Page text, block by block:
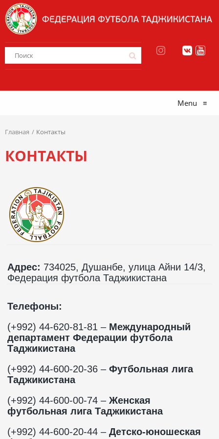
Menu ≡
Главная Контакты
КОНТАКТЫ
Адрес: 734025, Душанбе, улица Айни 14/3,
Федерация футбола Таджикистана
Телефоны:
(+992) 44-620-81-81 – Международный
департамент Федерации футбола
Таджикистана
(+992) 44-600-20-36 – Футбольная лига
Таджикистана
(+992) 44-600-00-74 – Женская
футбольная лига Таджикистана
(+992) 44-600-20-44 – Детско-юношеская